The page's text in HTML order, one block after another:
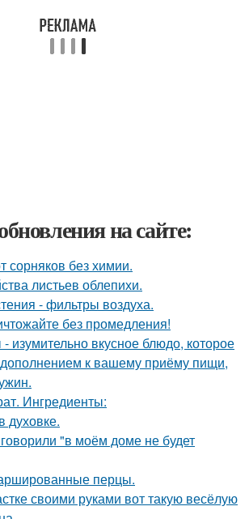
на сайте:
сорняков без химии.
листьев облепихи.
- фильтры воздуха.
без промедления!
изумительно вкусное блюдо, которое
к вашему приёму пищи,
Ингредиенты:
духовке.
"в моём доме не будет
перцы.
своими руками вот такую весёлую